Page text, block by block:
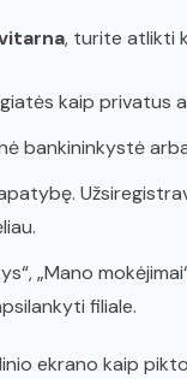
, turite atlikti
kaip privatus
bankininkystė
„Mano
filiale.
ekrano kaip